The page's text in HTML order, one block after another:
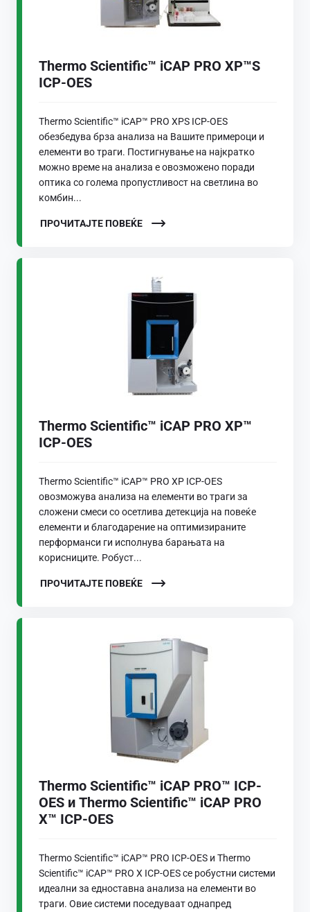
Thermo Scientific™ iCAP PRO XP™S
ICP-OES
Thermo Scientific™ iCAP™ PRO XPS ICP-OES
обезбедува брза анализа на Вашите примероци и
елементи во траги. Постигнување на најкратко
можно време на анализа е овозможено поради
оптика со голема пропустливост на светлина во
комбин...
ПРОЧИТАЈТЕ ПОВЕЌЕ
Thermo Scientific™ iCAP PRO XP™
ICP-OES
Thermo Scientific™ iCAP™ PRO XP ICP-OES
овозможува анализа на елементи во траги за
сложени смеси со осетлива детекција на повеќе
елементи и благодарение на оптимизираните
перформанси ги исполнува барањата на
корисниците. Робуст...
ПРОЧИТАЈТЕ ПОВЕЌЕ
Thermo Scientific™ iCAP PRO™ ICP-
OES и Thermo Scientific™ iCAP PRO
X™ ICP-OES
Thermo Scientific™ iCAP™ PRO ICP-OES и Thermo
Scientific™ iCAP™ PRO X ICP-OES се робустни системи
идеални за едноставна анализа на елементи во
траги. Овие системи поседуваат однапред